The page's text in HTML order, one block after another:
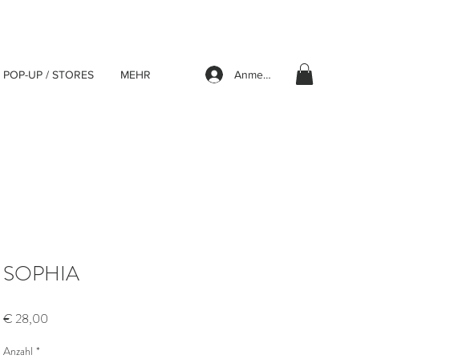
POP-UP / STORES MEHR Anmelden
SOPHIA
€ 28,00
Anzahl *